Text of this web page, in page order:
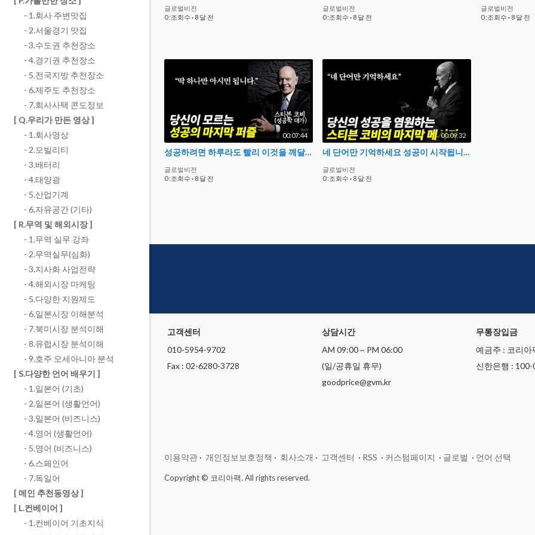
글로벌비전
0 :조회수 · 8 달 전
글로벌비전
0 :조회수 · 8 달 전
글로벌비전
0 :조회수 · 8 달 전
00:07:44
성공하려면 하루라도 빨리 이것을 깨달아야 합니다. 스티븐 코비의 성공하는 사람들의 7가지 습관 E06. 시너지를 내라
글로벌비전
0 :조회수 · 8 달 전
00:09:32
네 단어만 기억하세요 성공이 시작됩니다. 스티븐 코비의 성공하는 사람들의 7가지 습관 E07. 끊임없이 쇄신하라
글로벌비전
0 :조회수 · 8 달 전
고객센터
010-5954-9702
Fax : 02-6280-3728
상담시간
AM 09:00 ~ PM 06:00
(일/공휴일 휴무)
goodprice@gvm.kr
무통장입금
예금주 : 코리아
신한은행 :
이용약관 · 개인정보보호정책 · 회사소개 · 고객센터 · RSS · 커스텀페이지 · 글로벌 · 언어 선택
Copyright © 코리아팩. All rights reserved.
- 1.회사 주변맛집
- 2.서울경기 맛집
- 3.수도권 추천장소
- 4.경기권 추천장소
- 5.전국지방 추천장소
- 6.제주도 추천장소
- 7.회사사택 콘도정보
[ Q.우리가 만든 영상 ]
- 1.회사영상
- 2.모빌리티
- 3.배터리
- 4.태양광
- 5.산업기계
- 6.자유공간 (기타)
[ R.무역 및 해외시장 ]
- 1.무역 실무 강좌
- 2.무역실무(심화)
- 3.지사화 사업전략
- 4.해외시장 마케팅
- 5.다양한 지원제도
- 6.일본시장 이해분석
- 7.북미시장 분석이해
- 8.유럽시장 분석이해
- 9.호주 오세아니아 분석
[ S.다양한 언어 배우기 ]
- 1.일본어 (기초)
- 2.일본어 (생활언어)
- 3.일본어 (비즈니스)
- 4.영어 (생활언어)
- 5.영어 (비즈니스)
- 6.스페인어
- 7.독일어
[ 메인 추천동영상 ]
[ L.컨베이어 ]
- 1.컨베이어 기초지식